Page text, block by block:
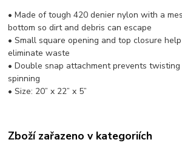
• Made of tough 420 denier nylon with a
bottom so dirt and debris can escape
• Small square opening and top closure help
eliminate waste
• Double snap attachment prevents twisting
spinning
• Size: 20” x 22” x 5”
Zboží zařazeno v kategoriích